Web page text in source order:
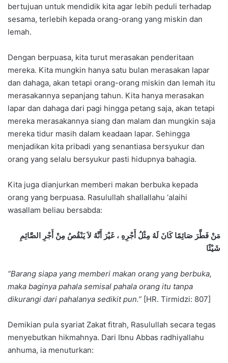
bertujuan untuk mendidik kita agar lebih peduli terhadap
sesama, terlebih kepada orang-orang yang miskin dan
lemah.
Dengan berpuasa, kita turut merasakan penderitaan
mereka. Kita mungkin hanya satu bulan merasakan lapar
dan dahaga, akan tetapi orang-orang miskin dan lemah itu
merasakannya sepanjang tahun. Kita hanya merasakan
lapar dan dahaga dari pagi hingga petang saja, akan tetapi
mereka merasakannya siang dan malam dan mungkin saja
mereka tidur masih dalam keadaan lapar. Sehingga
menjadikan kita pribadi yang senantiasa bersyukur dan
orang yang selalu bersyukur pasti hidupnya bahagia.
Kita juga dianjurkan memberi makan berbuka kepada
orang yang berpuasa. Rasulullah shallallahu ‘alaihi
wasallam beliau bersabda:
مَنْ فَطَّرَ صَائِمًا كَانَ لَهُ مِثْلُ أَجْرِهِ ، غَيْرَ أَنَّهُ لاَ يَنْقُصُ مِنْ أَجْرِ الصَّائِمِ
شَيْئًا
“Barang siapa yang memberi makan orang yang berbuka,
maka baginya pahala semisal pahala orang itu tanpa
dikurangi dari pahalanya sedikit pun.” [HR. Tirmidzi: 807]
Demikian pula syariat Zakat fitrah, Rasulullah secara tegas
menyebutkan hikmahnya. Dari Ibnu Abbas radhiyallahu
anhuma, ia menuturkan: